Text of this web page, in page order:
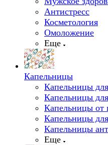
Антистресс
Косметология
Омоложение
Еще
Капельницы
Капельницы
Капельницы
Капельницы от
Капельницы
Капельницы
Еще